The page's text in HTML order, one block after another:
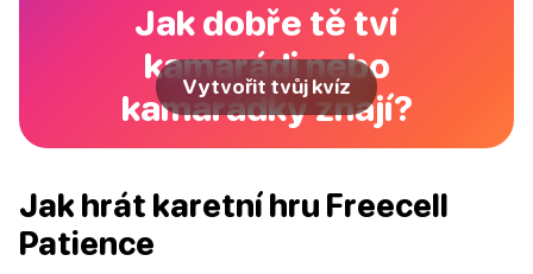
Jak dobře tě tví
kamarádi nebo
kamarádky znají?
Vytvořit tvůj kvíz
Jak hrát karetní hru Freecell
Patience